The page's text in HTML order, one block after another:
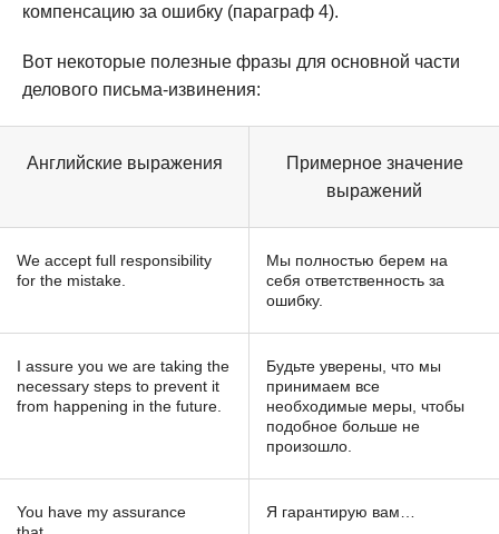
компенсацию за ошибку (параграф 4).
Вот некоторые полезные фразы для основной части
делового письма-извинения:
Английские выражения
Примерное значение
выражений
We accept full responsibility
for the mistake.
Мы полностью берем на
себя ответственность за
ошибку.
I assure you we are taking the
necessary steps to prevent it
from happening in the future.
Будьте уверены, что мы
принимаем все
необходимые меры, чтобы
подобное больше не
произошло.
You have my assurance
Я гарантирую вам…